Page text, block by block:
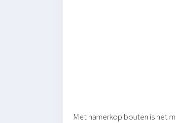
Met hamerkop bouten is het